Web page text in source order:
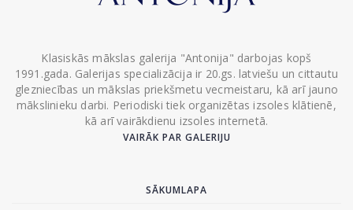
Klasiskās mākslas galerija "Antonija" darbojas kopš
1991.gada. Galerijas specializācija ir 20.gs. latviešu un cittautu
glezniecības un mākslas priekšmetu vecmeistaru, kā arī jauno
mākslinieku darbi. Periodiski tiek organizētas izsoles klātienē,
kā arī vairākdienu izsoles internetā.
VAIRĀK PAR GALERIJU
SĀKUMLAPA